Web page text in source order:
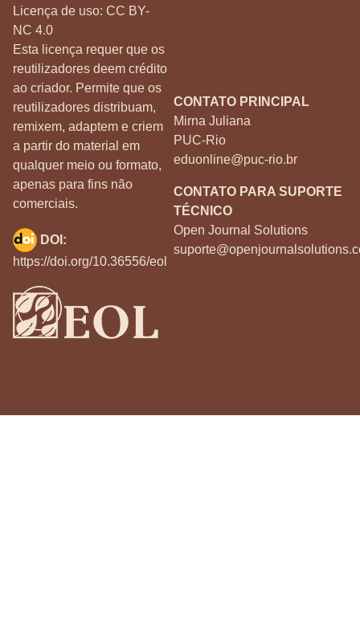
Licença de uso: CC BY-
NC 4.0
Esta licença requer que os
reutilizadores deem crédito
ao criador. Permite que os
reutilizadores distribuam,
remixem, adaptem e criem
a partir do material em
qualquer meio ou formato,
apenas para fins não
comerciais.
CONTATO PRINCIPAL
Mirna Juliana
PUC-Rio
eduonline@puc-rio.br
CONTATO PARA SUPORTE
TÉCNICO
Open Journal Solutions
DOI:
https://doi.org/10.36556/eol